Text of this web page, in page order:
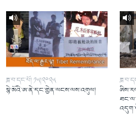
ཟླ་བ་དང་པོ། ༡༥།༢༠༢༥
སྙེ་མོའི་ཨ་ནེ་དང་གྱེན་ལངས་ལས་འགུལ།